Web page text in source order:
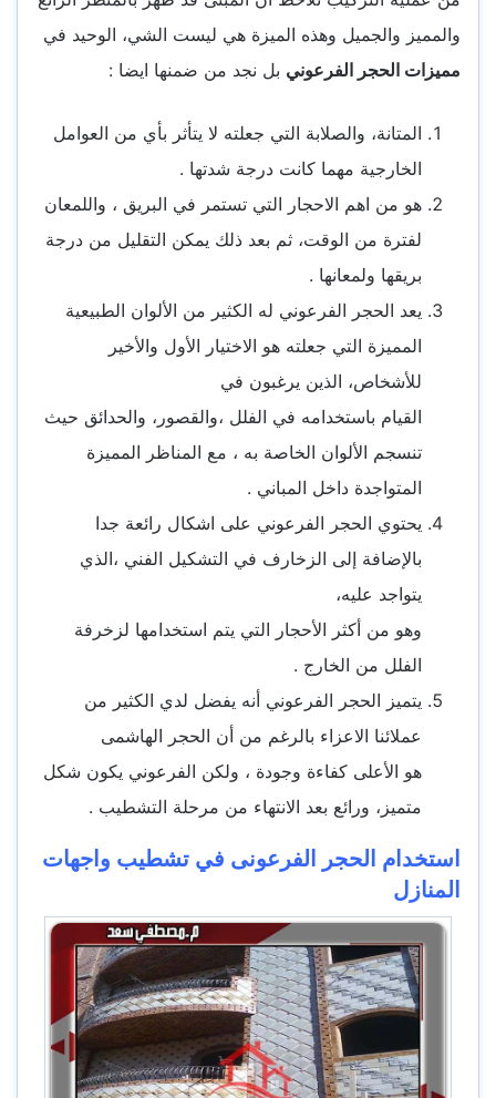
والمميز والجميل وهذه الميزة هي ليست الشي، الوحيد في
مميزات الحجر الفرعوني بل نجد من ضمنها ايضا :
المتانة، والصلابة التي جعلته لا يتأثر بأي من العوامل
الخارجية مهما كانت درجة شدتها .
هو من اهم الاحجار التي تستمر في البريق ، واللمعان
لفترة من الوقت، ثم بعد ذلك يمكن التقليل من درجة
بريقها ولمعانها .
يعد الحجر الفرعوني له الكثير من الألوان الطبيعية
المميزة التي جعلته هو الاختيار الأول والأخير
للأشخاص، الذين يرغبون في
القيام باستخدامه في الفلل ،والقصور، والحدائق حيث
تنسجم الألوان الخاصة به ، مع المناظر المميزة
المتواجدة داخل المباني .
يحتوي الحجر الفرعوني على اشكال رائعة جدا
بالإضافة إلى الزخارف في التشكيل الفني ،الذي
يتواجد عليه،
وهو من أكثر الأحجار التي يتم استخدامها لزخرفة
الفلل من الخارج .
يتميز الحجر الفرعوني أنه يفضل لدي الكثير من
عملائنا الاعزاء بالرغم من أن الحجر الهاشمى
هو الأعلى كفاءة وجودة ، ولكن الفرعوني يكون شكل
متميز، ورائع بعد الانتهاء من مرحلة التشطيب .
استخدام الحجر الفرعونى في تشطيب واجهات
المنازل